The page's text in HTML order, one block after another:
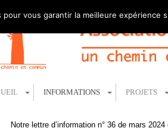
INFORMATIONS PROJETS
Notre lettre d’information n° 36 de mars
pour vous garantir la meilleure